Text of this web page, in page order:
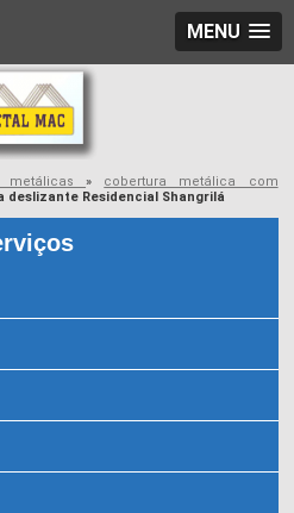
MENU
metálicas» cobertura metálica com
Residencial Shangrilá